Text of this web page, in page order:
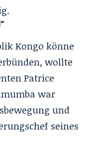
Kongo könne
wollte
Patrice
war
und
seines